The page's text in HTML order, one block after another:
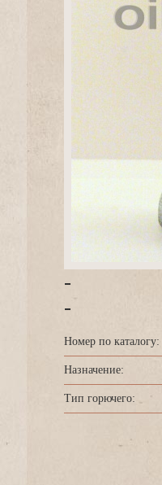
-
-
Номер по каталогу:
Назначение:
Тип горючего: